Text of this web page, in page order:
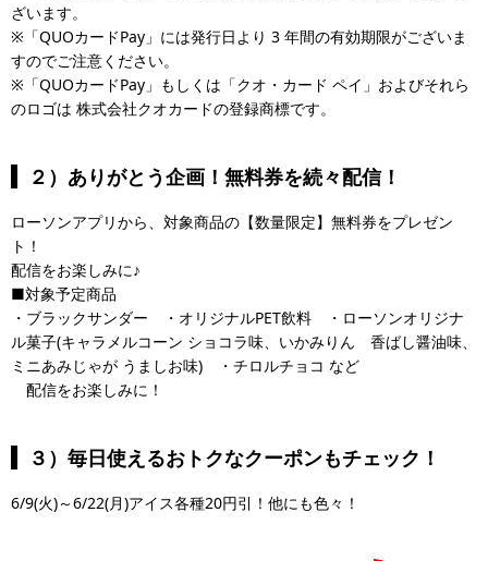
ざいます。
※「QUOカードPay」には発行日より 3 年間の有効期限がございま
すのでご注意ください。
※「QUOカードPay」もしくは「クオ・カード ペイ」およびそれら
のロゴは 株式会社クオカードの登録商標です。
２）ありがとう企画！無料券を続々配信！
ローソンアプリから、対象商品の【数量限定】無料券をプレゼン
ト！
配信をお楽しみに♪
■対象予定商品
・ブラックサンダー ・オリジナルPET飲料 ・ローソンオリジナ
ル菓子(キャラメルコーン ショコラ味、いかみりん 香ばし醤油味、
ミニあみじゃが うましお味) ・チロルチョコ など
配信をお楽しみに！
３）毎日使えるおトクなクーポンもチェック！
6/9(火)～6/22(月)アイス各種20円引！他にも色々！